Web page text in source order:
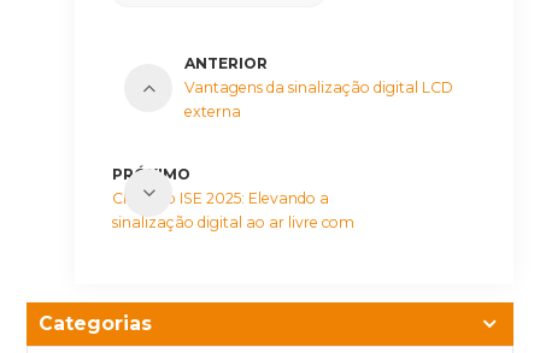
ANTERIOR
Vantagens da sinalização digital LCD
externa
PRÓXIMO
CNLC no ISE 2025: Elevando a
sinalização digital ao ar livre com
Categorias